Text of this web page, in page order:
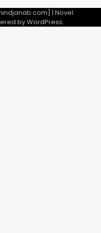
| Novel
byWordPress.